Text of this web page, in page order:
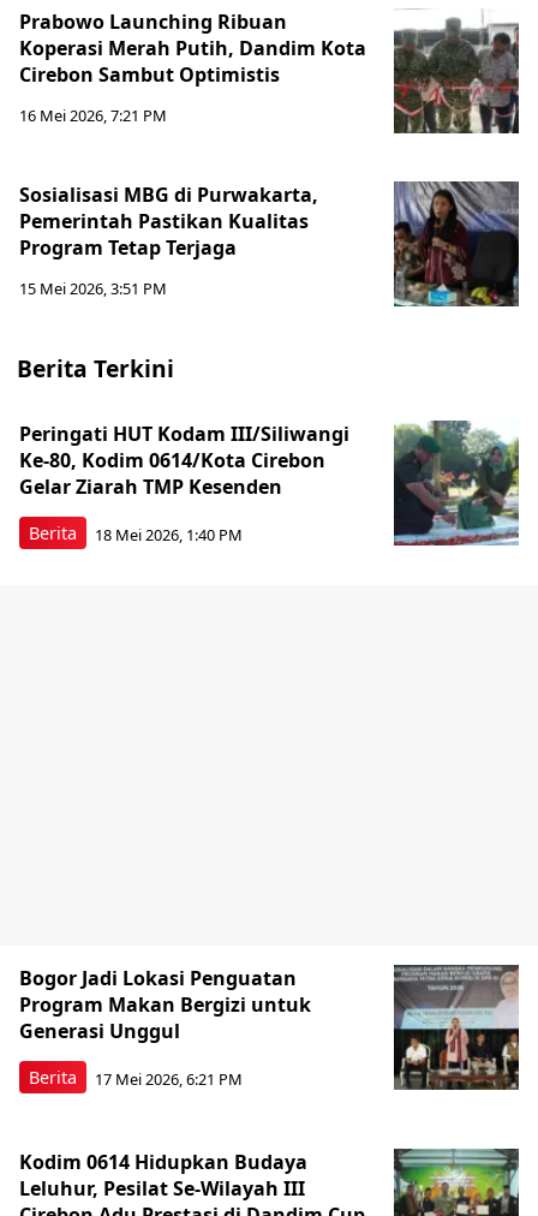
Prabowo Launching Ribuan
Koperasi Merah Putih, Dandim Kota
Cirebon Sambut Optimistis
16 Mei 2026, 7:21 PM
Sosialisasi MBG di Purwakarta,
Pemerintah Pastikan Kualitas
Program Tetap Terjaga
15 Mei 2026, 3:51 PM
Berita Terkini
Berita
Peringati HUT Kodam III/Siliwangi
Ke-80, Kodim 0614/Kota Cirebon
Gelar Ziarah TMP Kesenden
18 Mei 2026, 1:40 PM
Berita
Bogor Jadi Lokasi Penguatan
Program Makan Bergizi untuk
Generasi Unggul
17 Mei 2026, 6:21 PM
Kodim 0614 Hidupkan Budaya
Leluhur, Pesilat Se-Wilayah III